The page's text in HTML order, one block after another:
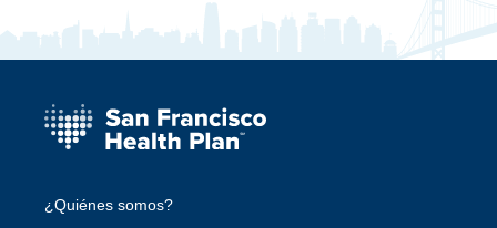
¿Quiénes somos?